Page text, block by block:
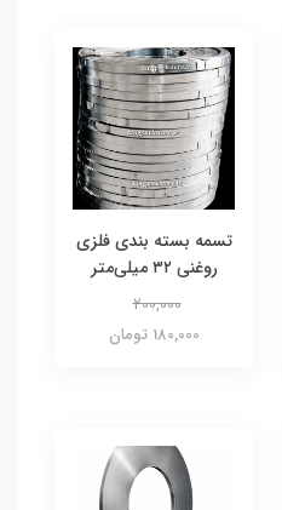
تسمه بسته بندی فلزی
روغنی ۳۲ میلی‌متر
200,000
180,000 تومان